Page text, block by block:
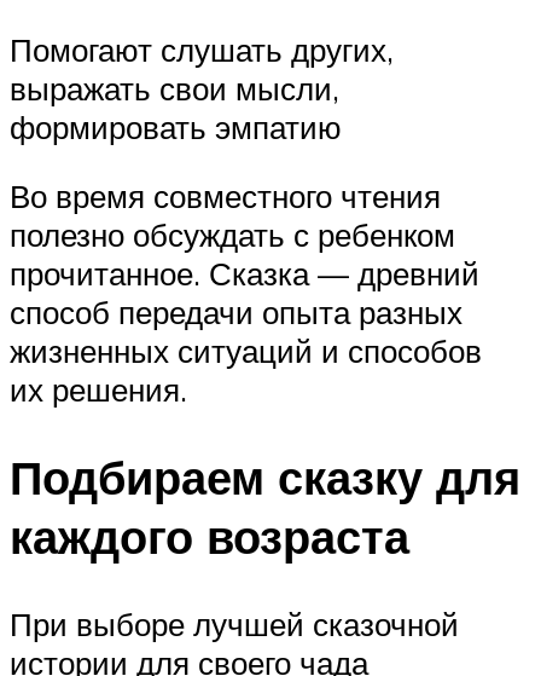
Помогают слушать других,
выражать свои мысли,
формировать эмпатию
Во время совместного чтения
полезно обсуждать с ребенком
прочитанное. Сказка — древний
способ передачи опыта разных
жизненных ситуаций и способов
их решения.
Подбираем сказку для
каждого возраста
При выборе лучшей сказочной
истории для своего чада